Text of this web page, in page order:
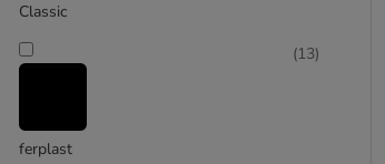
Classic
ferplast
(13)